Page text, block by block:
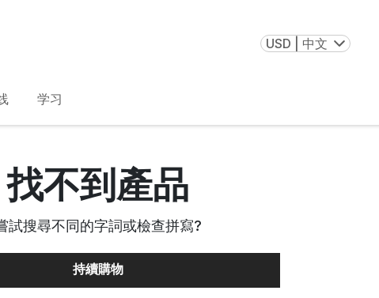
USD | 中文
学习
找不到產品
試搜尋不同的字詞或檢查拼寫?
持續購物